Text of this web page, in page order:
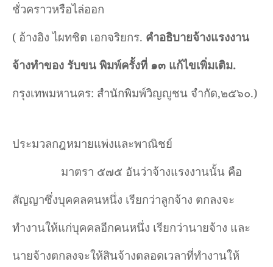
ชั่วคราวหรือไล่ออก
( อ้างอิง ไผทชิต เอกจริยกร. คำอธิบายจ้างแรงงาน
จ้างทำของ รับขน พิมพ์ครั้งที่ ๑๓ แก้ไขเพิ่มเติม.
กรุงเทพมหานคร: สำนักพิมพ์วิญญูชน จำกัด,๒๕๖๐.)
ประมวลกฎหมายแพ่งและพาณิชย์
มาตรา ๕๗๕ อันว่าจ้างแรงงานนั้น คือ
สัญญาซึ่งบุคคลคนหนึ่ง เรียกว่าลูกจ้าง ตกลงจะ
ทำงานให้แก่บุคคลอีกคนหนึ่ง เรียกว่านายจ้าง และ
นายจ้างตกลงจะให้สินจ้างตลอดเวลาที่ทำงานให้